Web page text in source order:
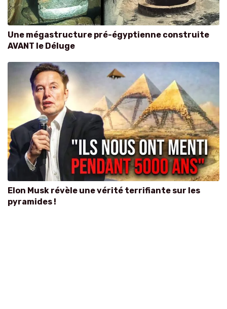
Une mégastructure pré-égyptienne construite
AVANT le Déluge
Elon Musk révèle une vérité terrifiante sur les
pyramides !